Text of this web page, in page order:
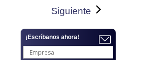
Siguiente
¡Escríbanos ahora!